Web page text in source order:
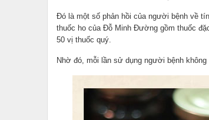
Đó là một số phản hồi của người bệnh về
thuốc ho của Đỗ Minh Đường gồm thuốc
50 vị thuốc quý.
Nhờ đó, mỗi lần sử dụng người bệnh